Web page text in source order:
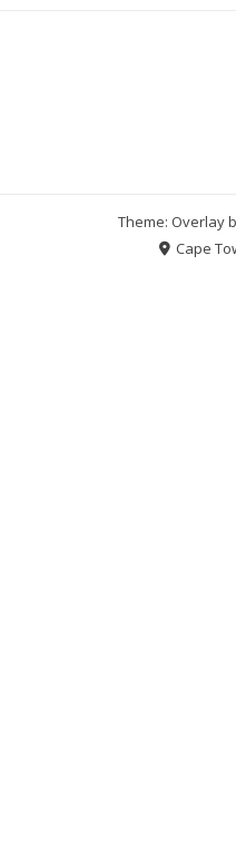
Theme: Overlay
Cape